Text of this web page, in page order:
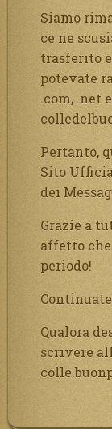
Siamo
ce ne
trasferito
potevate
.com, .net
Pertanto,
Sito
dei
Grazie a
affetto
periodo!
Qualora
scrivere